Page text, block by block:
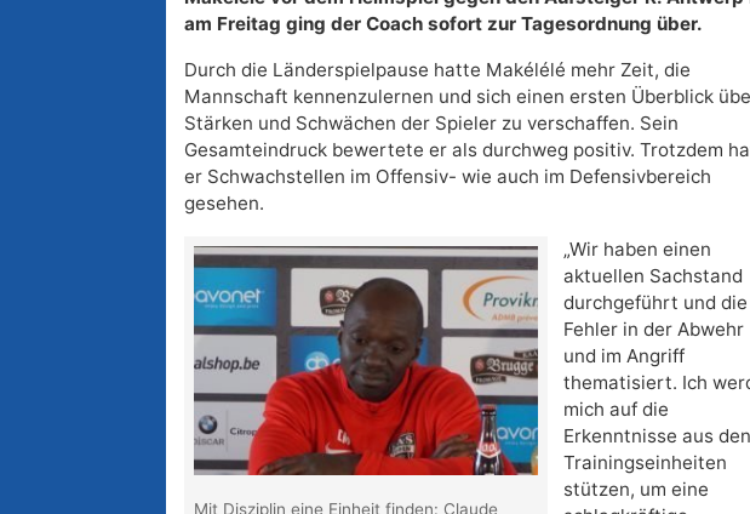
am Freitag ging der Coach sofort zur Tagesordnung über.
Durch die Länderspielpause hatte Makélélé mehr Zeit, die
Mannschaft kennenzulernen und sich einen ersten Überblick
Stärken und Schwächen der Spieler zu verschaffen. Sein
Gesamteindruck bewertete er als durchweg positiv. Trotzdem
er Schwachstellen im Offensiv- wie auch im Defensivbereich
gesehen.
Mit Disziplin eine Einheit finden: Claude
„Wir haben einen
aktuellen Sachstand
durchgeführt und die
Fehler in der Abwehr
und im Angriff
thematisiert. Ich
mich auf die
Erkenntnisse aus den
Trainingseinheiten
stützen, um eine